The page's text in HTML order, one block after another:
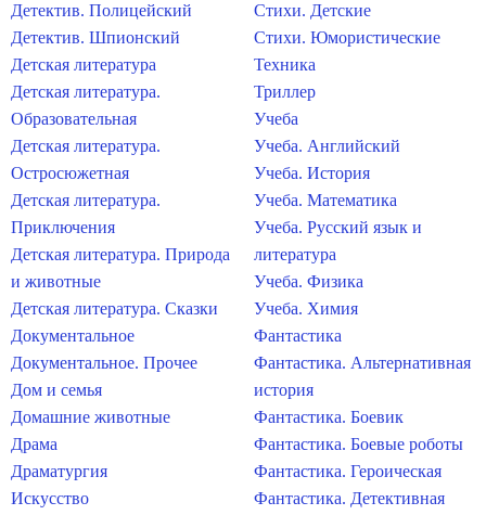
Детектив. Полицейский
Детектив. Шпионский
Детская литература
Детская литература.
Образовательная
Детская литература.
Остросюжетная
Детская литература.
Приключения
Детская литература. Природа
и животные
Детская литература. Сказки
Документальное
Документальное. Прочее
Дом и семья
Домашние животные
Драма
Драматургия
Искусство
Стихи. Детские
Стихи. Юмористические
Техника
Триллер
Учеба
Учеба. Английский
Учеба. История
Учеба. Математика
Учеба. Русский язык и
литература
Учеба. Физика
Учеба. Химия
Фантастика
Фантастика. Альтернативная
история
Фантастика. Боевик
Фантастика. Боевые роботы
Фантастика. Героическая
Фантастика. Детективная